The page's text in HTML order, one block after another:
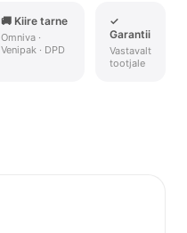
🚚 Kiire tarne
Omniva ·
Venipak · DPD
✓
Garantii
Vastavalt
tootjale